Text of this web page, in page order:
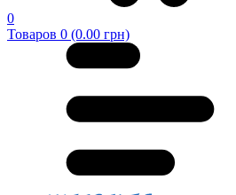
0
Товаров 0 (0.00 грн)